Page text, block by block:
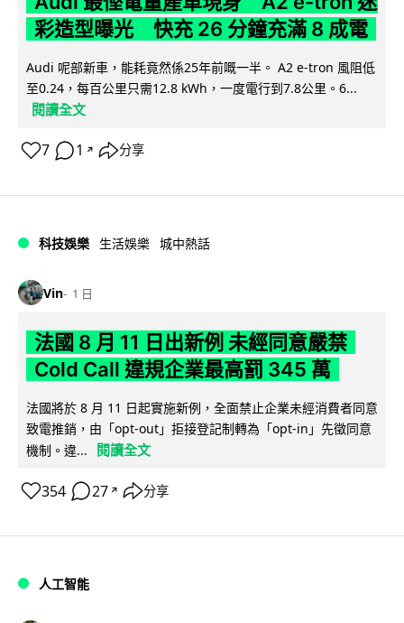
彩造型曝光 快充 26 分鐘充滿 8 成電
Audi 呢部新車，能耗竟然係25年前嘅一半。 A2 e-tron 風阻低
至0.24，每百公里只需12.8 kWh，一度電行到7.8公里。6...
閱讀全文
7 1 ↗ 分享
科技娛樂 生活娛樂 城中熱話
Vin 1 日
法國 8 月 11 日出新例 未經同意嚴禁
Cold Call 違規企業最高罰 345 萬
法國將於 8 月 11 日起實施新例，全面禁止企業未經消費者同意
致電推銷，由「opt-out」拒接登記制轉為「opt-in」先徵同意
機制。違...
閱讀全文
354 27 ↗ 分享
人工智能